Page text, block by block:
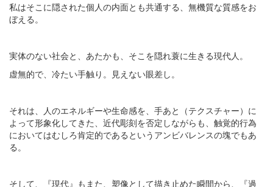
私はそこに隠された個人の内面とも共通する、無機質な質感をお
ぼえる。
実体のない社会と、あたかも、そこを隠れ蓑に生きる現代人。
虚無的で、冷たい手触り。見えない眼差し。
それは、人のエネルギーや生命感を、手あと（テクスチャー）に
よって形象化してきた、近代彫刻を否定しながらも、触覚的行為
においてはむしろ肯定的であるというアンビバレンスの塊でもあ
る。
そして、『現代』もまた、塑像として描き止めた瞬間から、『過